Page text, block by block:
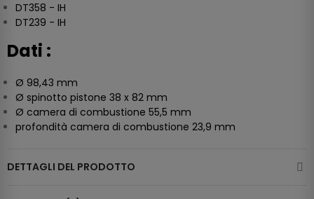
DT358 - IH
DT239 - IH
Dati :
Ø 98,43 mm
Ø spinotto pistone 38 x 82 mm
Ø camera di combustione 55,5 mm
profondità camera di combustione 23,9 mm
DETTAGLI DEL PRODOTTO